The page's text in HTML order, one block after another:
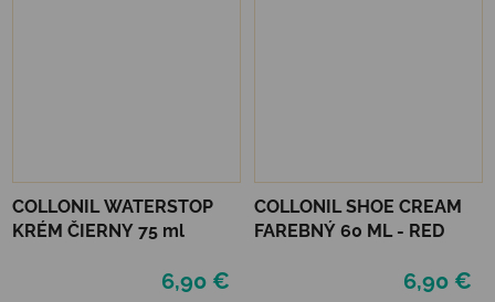
COLLONIL WATERSTOP
KRÉM ČIERNY 75 ml
6,90 €
COLLONIL SHOE CREAM
FAREBNÝ 60 ML - RED
6,90 €